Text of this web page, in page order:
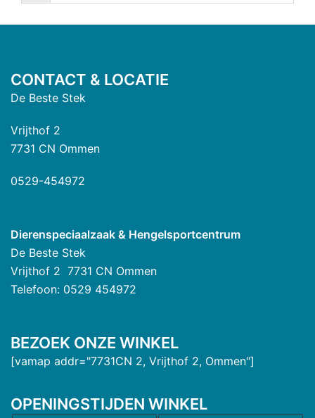
CONTACT & LOCATIE
De Beste Stek
Vrijthof 2
7731 CN Ommen
0529-454972
Dierenspeciaalzaak & Hengelsportcentrum
De Beste Stek
Vrijthof 2 7731 CN Ommen
Telefoon: 0529 454972
BEZOEK ONZE WINKEL
[vamap addr="7731CN 2, Vrijthof 2, Ommen"]
OPENINGSTIJDEN WINKEL